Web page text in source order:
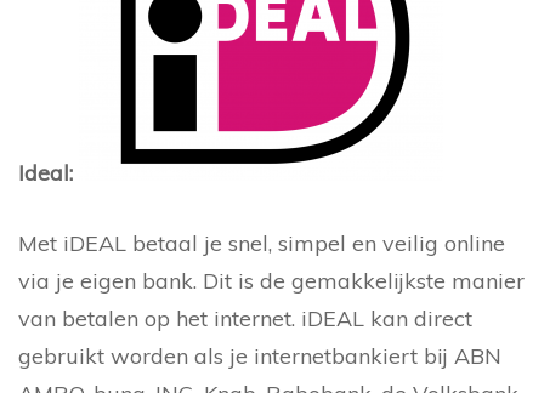
Ideal:
Met iDEAL betaal je snel, simpel en veilig online
via je eigen bank. Dit is de gemakkelijkste manier
van betalen op het internet. iDEAL kan direct
gebruikt worden als je internetbankiert bij ABN